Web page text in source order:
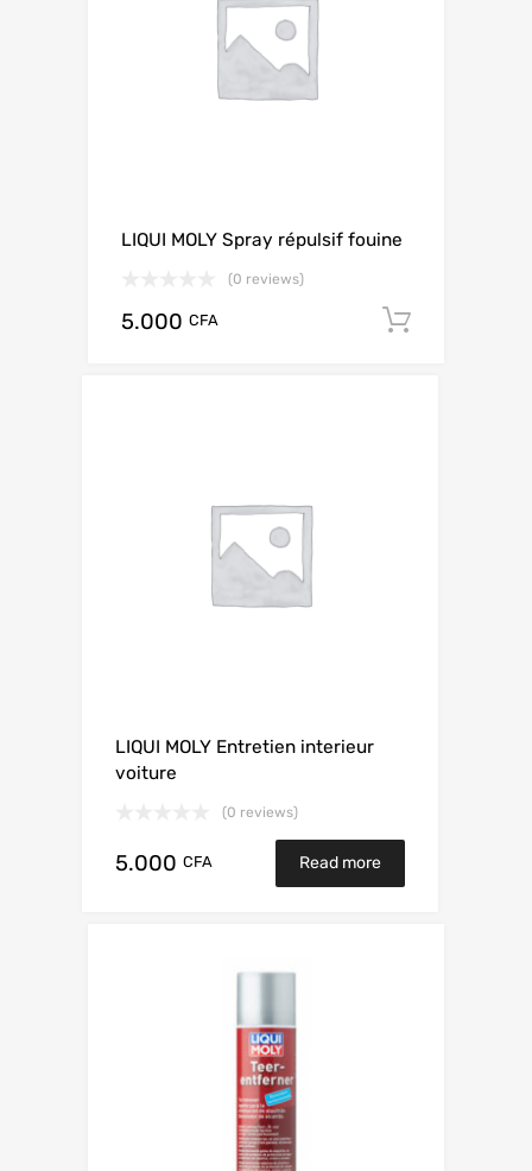
LIQUI MOLY Spray répulsif fouine
(0 reviews)
5.000 CFA
LIQUI MOLY Entretien interieur
voiture
(0 reviews)
5.000 CFA Read more